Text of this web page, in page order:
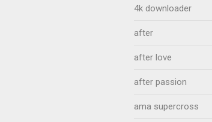
4k downloader
after
after love
after passion
ama supercross